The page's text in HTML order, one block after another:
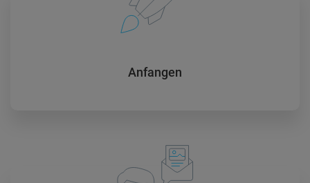
Anfangen